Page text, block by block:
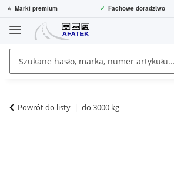
⭐ Marki premium ✓ Fachowe doradztwo
Powrót do listy do 3000 kg